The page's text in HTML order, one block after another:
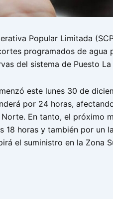
Popular Limitada
programados de agua
del sistema de Puesto La
este lunes 30 de
por 24 horas,
En tanto, el próximo
18 horas y también por un
el suministro en la Zona